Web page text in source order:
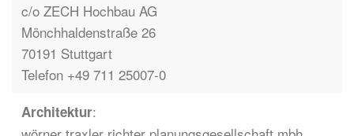
c/o ZECH Hochbau AG
Mönchhaldenstraße 26
70191 Stuttgart
Telefon +49 711 25007-0
Architektur: